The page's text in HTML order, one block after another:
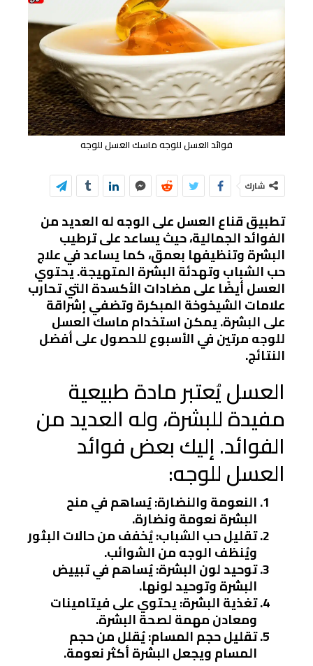
فوائد العسل للوجه ماسك العسل للوجه
شارك
تطبيق قناع العسل على الوجه له العديد من
الفوائد الجمالية، حيث يساعد على ترطيب
البشرة وتنظيفها بعمق، كما يساعد في علاج
حب الشباب وتهدئة البشرة المتهيجة. يحتوي
العسل أيضًا على مضادات الأكسدة التي تحارب
علامات الشيخوخة المبكرة وتضفي إشراقة
على البشرة. يمكن استخدام ماسك العسل
للوجه مرتين في الأسبوع للحصول على أفضل
النتائج.
العسل يُعتبر مادة طبيعية
مفيدة للبشرة، وله العديد من
الفوائد. إليك بعض فوائد
العسل للوجه:
النعومة والنضارة: يُساهم في منح
البشرة نعومة ونضارة.
تقليل حب الشباب: يُخفف من حالات البثور
ويُنظف الوجه من الشوائب.
توحيد لون البشرة: يُساهم في تبييض
البشرة وتوحيد لونها.
تغذية البشرة: يحتوي على فيتامينات
ومعادن مهمة لصحة البشرة.
تقليل حجم المسام: يُقلل من حجم
المسام ويجعل البشرة أكثر نعومة.